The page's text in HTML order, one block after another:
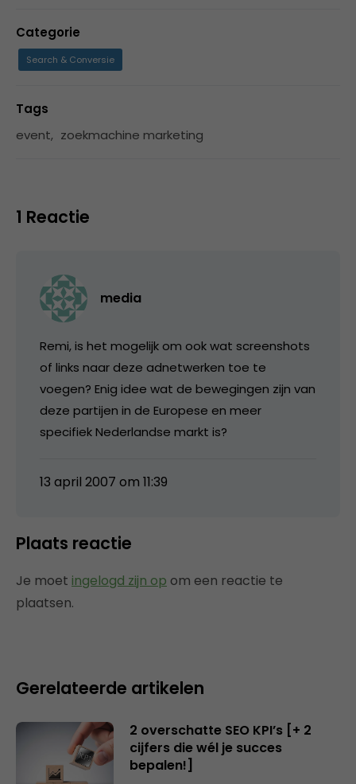
Categorie
Search & Conversie
Tags
event, zoekmachine marketing
1 Reactie
media
Remi, is het mogelijk om ook wat screenshots
of links naar deze adnetwerken toe te
voegen? Enig idee wat de bewegingen zijn van
deze partijen in de Europese en meer
specifiek Nederlandse markt is?
13 april 2007 om 11:39
Plaats reactie
Je moet ingelogd zijn op om een reactie te
plaatsen.
Gerelateerde artikelen
2 overschatte SEO KPI’s [+ 2
cijfers die wél je succes
bepalen!]